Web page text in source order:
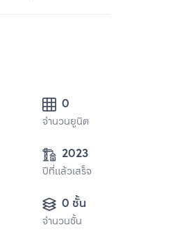
0
จำนวนยูนิต
2023
ปีที่แล้วเสร็จ
0 ชั้น
จำนวนชั้น